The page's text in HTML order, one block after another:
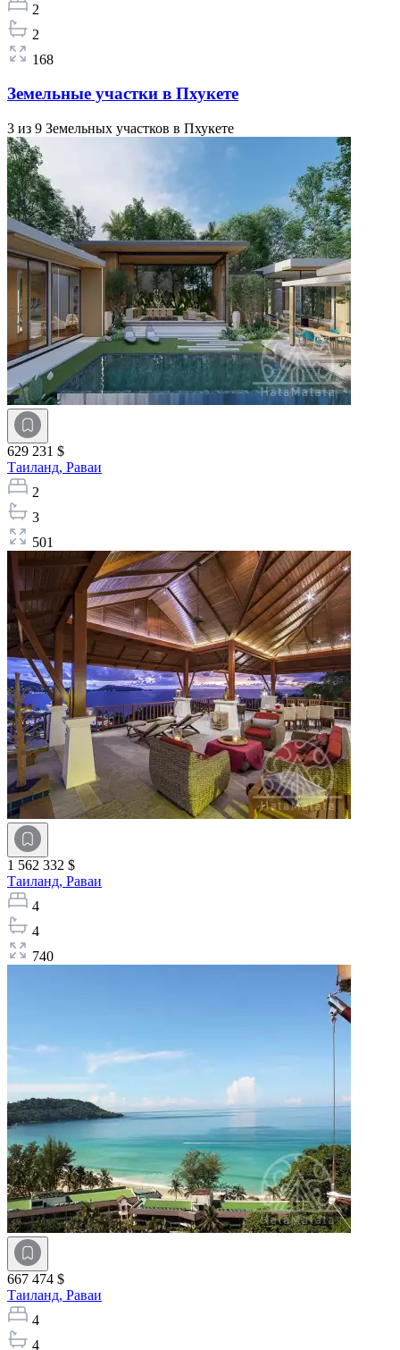
2
2
168
Земельные участки в Пхукете
3 из 9 Земельных участков в Пхукете
629 231 $
Таиланд, Раваи
2
3
501
1 562 332 $
Таиланд, Раваи
4
4
740
667 474 $
Таиланд, Раваи
4
4